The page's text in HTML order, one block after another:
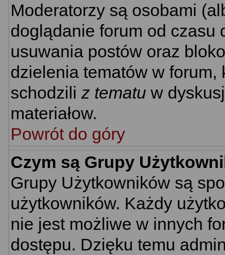
Moderatorzy są osobami
doglądanie forum od czasu
usuwania postów oraz
dzielenia tematów w
schodzili z tematu w
materiałow.
Powrót do góry
Czym są Grupy
Grupy Użytkowników są
użytkowników. Każdy
nie jest możliwe w innych
dostępu. Dzięku temu